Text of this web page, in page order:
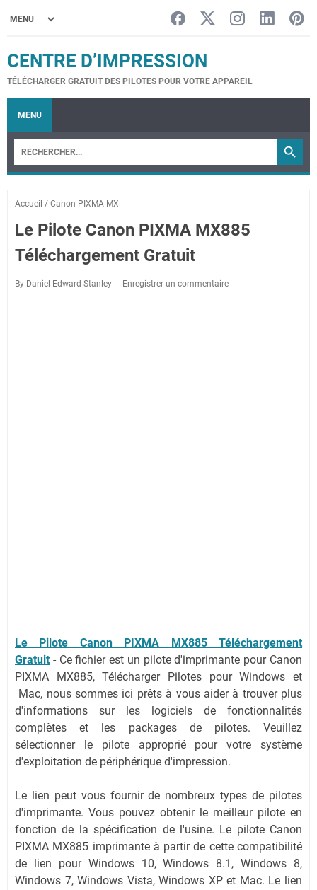
CENTRE D’IMPRESSION
TÉLÉCHARGER GRATUIT DES PILOTES POUR VOTRE APPAREIL
MENU
Accueil / Canon PIXMA MX
Le Pilote Canon PIXMA MX885
Téléchargement Gratuit
By Daniel Edward Stanley Enregistrer un commentaire
Le Pilote Canon PIXMA MX885 Téléchargement
Gratuit - Ce fichier est un pilote d'imprimante pour Canon
PIXMA MX885, Télécharger Pilotes pour Windows et
Mac, nous sommes ici prêts à vous aider à trouver plus
d'informations sur les logiciels de fonctionnalités
complètes et les packages de pilotes. Veuillez
sélectionner le pilote approprié pour votre système
d'exploitation de périphérique d'impression.
Le lien peut vous fournir de nombreux types de pilotes
d'imprimante. Vous pouvez obtenir le meilleur pilote en
fonction de la spécification de l'usine. Le pilote Canon
PIXMA MX885 imprimante à partir de cette compatibilité
de lien pour Windows 10, Windows 8.1, Windows 8,
Windows 7, Windows Vista, Windows XP et Mac. Le lien